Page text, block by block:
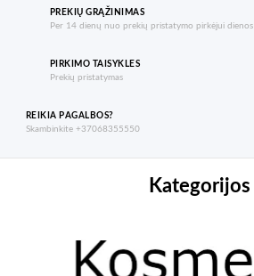
PREKIŲ GRĄŽINIMAS
Per 14 dienų nuo prekių pristatymo pirkėjui dienos
PIRKIMO TAISYKLES
Prekių pristatymas
REIKIA PAGALBOS?
Skambinkite +37068355550
Kategorijos